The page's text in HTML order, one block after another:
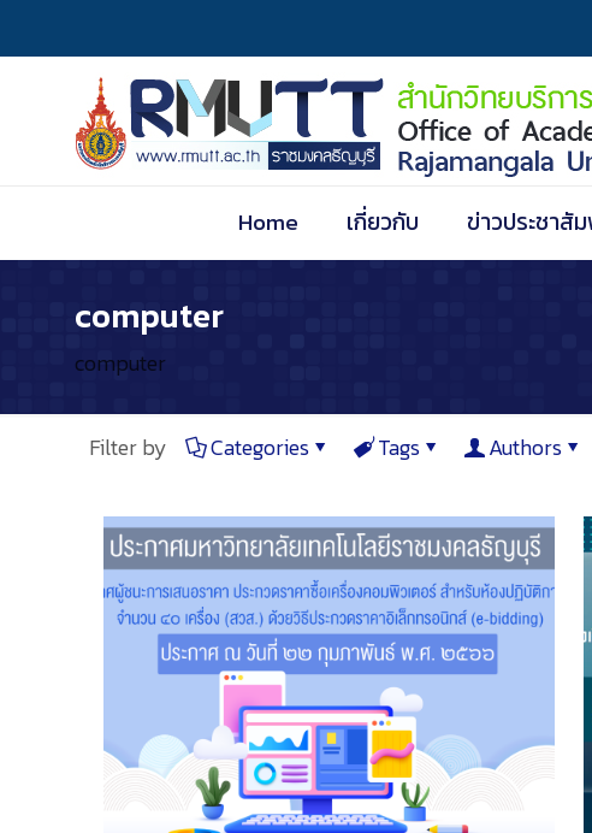
Home เกี่ยวกับ ข่าวประชาสั
computer
computer
Filter by Categories Tags Authors